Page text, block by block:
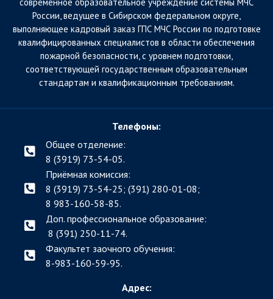
России, ведущее в Сибирском федеральном округе,
выполняющее кадровый заказ ГПС МЧС России по подготовке
квалифицированных специалистов в области обеспечения
пожарной безопасности, с уровнем подготовки,
соответствующей государственным образовательным
стандартам и квалификационным требованиям.
Телефоны:
Общее отделение:
8 (3919) 73-54-05.
Приёмная комиссия:
8 (3919) 73-54-25; (391) 280-01-08;
8 983-160-58-85.
Доп. профессиональное образование:
8 (391) 250-11-74.
Факультет заочного обучения:
8-983-160-59-95.
Адрес: